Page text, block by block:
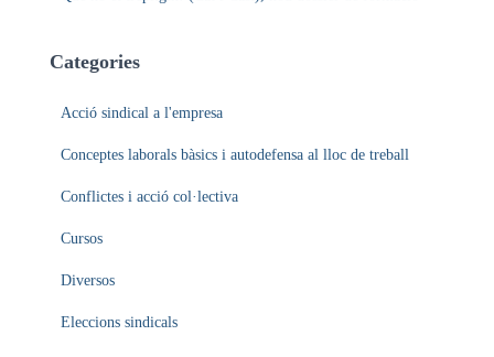
Categories
Acció sindical a l'empresa
Conceptes laborals bàsics i autodefensa al lloc de treball
Conflictes i acció col·lectiva
Cursos
Diversos
Eleccions sindicals